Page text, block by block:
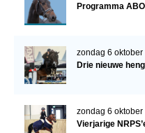
Programma
zondag 6 oktober
Drie nieuwe
zondag 6 oktober
Vierjarige